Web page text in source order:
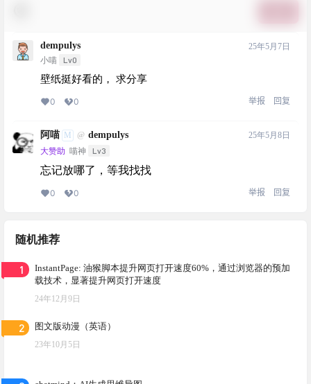
dempulys
小喵 Lv0
25年5月7日
壁纸挺好看的， 求分享
0 0 举报 回复
阿喵 M @ dempulys
大赞助 喵神 Lv3
25年5月8日
忘记放哪了，等我找找
0 0 举报 回复
随机推荐
1
InstantPage: 油猴脚本提升网页打开速度60%，通过浏览器的预加
载技术，显著提升网页打开速度
24年12月9日
2 图文版动漫（英语）
23年10月5日